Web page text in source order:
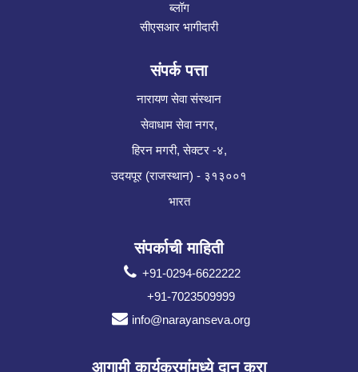
ब्लॉग
सीएसआर भागीदारी
संपर्क पत्ता
नारायण सेवा संस्थान
सेवाधाम सेवा नगर,
हिरन मगरी, सेक्टर -४,
उदयपूर (राजस्थान) - ३१३००१
भारत
संपर्काची माहिती
+91-0294-6622222
+91-7023509999
info@narayanseva.org
आगामी कार्यक्रमांमध्ये दान करा